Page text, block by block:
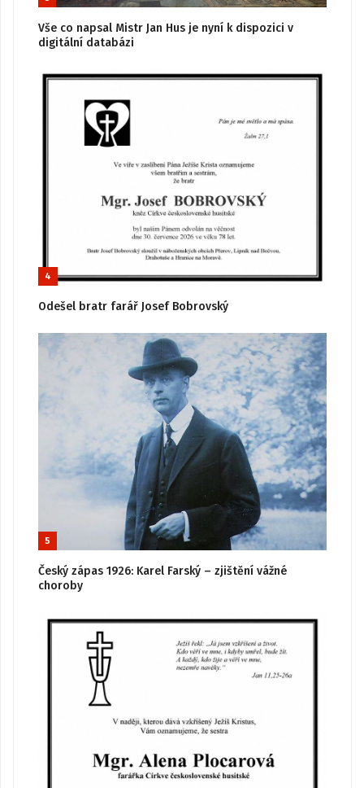
Vše co napsal Mistr Jan Hus je nyní k dispozici v
digitální databázi
4
Odešel bratr farář Josef Bobrovský
5
Český zápas 1926: Karel Farský – zjištění vážné
choroby